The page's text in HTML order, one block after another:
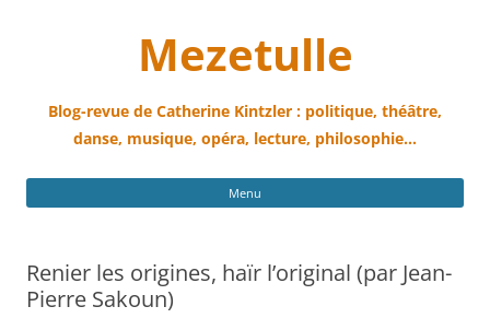
Mezetulle
Blog-revue de Catherine Kintzler : politique, théâtre,
danse, musique, opéra, lecture, philosophie…
Menu
Renier les origines, haïr l’original (par Jean-
Pierre Sakoun)